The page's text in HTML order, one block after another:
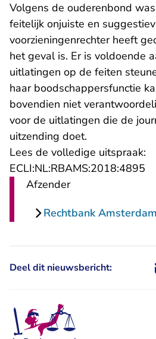
Volgens de ouderenbond
feitelijk onjuiste en
voorzieningenrechter heeft
het geval is. Er is voldoende
uitlatingen op de feiten
haar boodschappersfunctie
bovendien niet
voor de uitlatingen die de
uitzending doet.
Lees de volledige uitspraak:
ECLI:NL:RBAMS:2018:4895
Afzender
Rechtbank Amsterdam
Deel dit nieuwsbericht: Deel